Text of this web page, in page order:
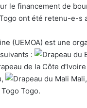
le financement de
ont été retenu-e-s
(UEMOA) est une
:
Mali,
Togo.